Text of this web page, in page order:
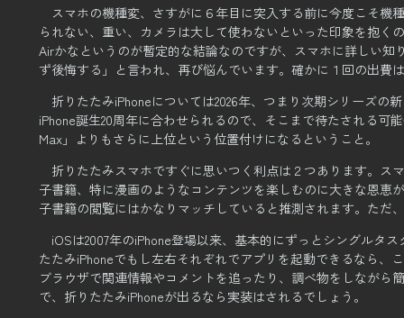
スマホの機種変、さすがに６年目に突入する前に今度こそ機
られない、重い、カメラは大して使わないといった印象を抱く
Airかなというのが暫定的な結論なのですが、 スマホに詳しい知
ず後悔する」と言われ、再び悩んでいます。 確かに１回の出費
折りたたみiPhoneについては2026年、つまり次期シリーズ
iPhone誕生20周年に合わせられるので、そこまで待たされる可
Max」よりもさらに上位という位置付けになるということ。
折りたたみスマホですぐに思いつく利点は２つあります。 ス
子書籍、特に漫画のようなコンテンツを楽しむのに大きな恩恵
子書籍の閲覧にはかなりマッチしていると推測されます。 ただ
iOSは2007年のiPhone登場以来、基本的にずっとシングルタ
たたみiPhoneでもし左右それぞれでアプリを起動できるなら、
ブラウザで関連情報やコメントを追ったり、 調べ物をしながら
で、折りたたみiPhoneが出るなら実装はされるでしょう。